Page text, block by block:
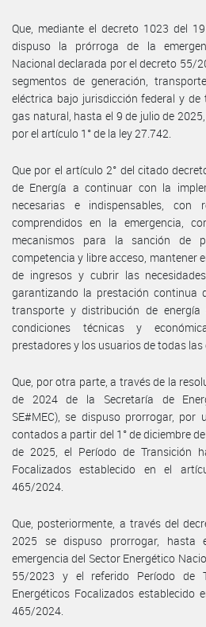
Que, mediante el decreto 1023 del
dispuso la prórroga de la
Nacional declarada por el decreto 55/
segmentos de generación,
eléctrica bajo jurisdicción federal y
gas natural, hasta el 9 de julio de
por el artículo 1° de la ley 27.742.
Que por el artículo 2° del citado
de Energía a continuar con la
necesarias e indispensables, con
comprendidos en la emergencia,
mecanismos para la sanción de
competencia y libre acceso, mantener
de ingresos y cubrir las
garantizando la prestación continua
transporte y distribución de
condiciones técnicas y
prestadores y los usuarios de todas las
Que, por otra parte, a través de la
de 2024 de la Secretaría de
SE#MEC), se dispuso prorrogar, por
contados a partir del 1° de diciembre
de 2025, el Período de Transición
Focalizados establecido en el
465/2024.
Que, posteriormente, a través del
2025 se dispuso prorrogar,
emergencia del Sector Energético
55/2023 y el referido Período de
Energéticos Focalizados establecido
465/2024.